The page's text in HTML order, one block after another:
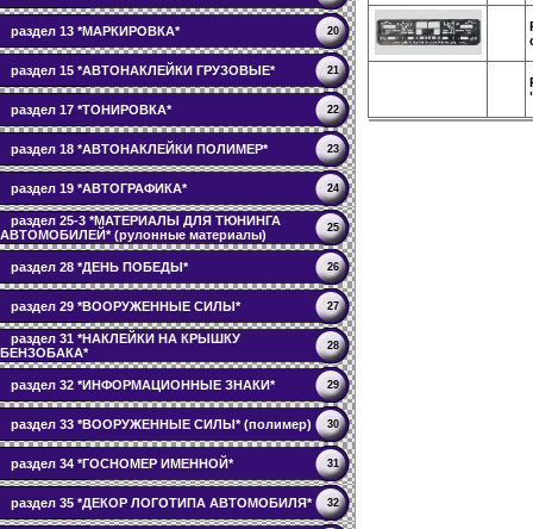
раздел 13 *МАРКИРОВКА* 20
раздел 15 *АВТОНАКЛЕЙКИ ГРУЗОВЫЕ* 21
раздел 17 *ТОНИРОВКА* 22
раздел 18 *АВТОНАКЛЕЙКИ ПОЛИМЕР* 23
раздел 19 *АВТОГРАФИКА* 24
раздел 25-3 *МАТЕРИАЛЫ ДЛЯ ТЮНИНГА
АВТОМОБИЛЕЙ* (рулонные материалы)
25
раздел 28 *ДЕНЬ ПОБЕДЫ* 26
раздел 29 *ВООРУЖЕННЫЕ СИЛЫ* 27
раздел 31 *НАКЛЕЙКИ НА КРЫШКУ
БЕНЗОБАКА*
28
раздел 32 *ИНФОРМАЦИОННЫЕ ЗНАКИ* 29
раздел 33 *ВООРУЖЕННЫЕ СИЛЫ* (полимер) 30
раздел 34 *ГОСНОМЕР ИМЕННОЙ* 31
раздел 35 *ДЕКОР ЛОГОТИПА АВТОМОБИЛЯ* 32